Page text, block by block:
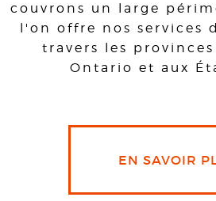
couvrons un large
l'on offre nos services
travers les
Ontario et aux
EN SAVOIR